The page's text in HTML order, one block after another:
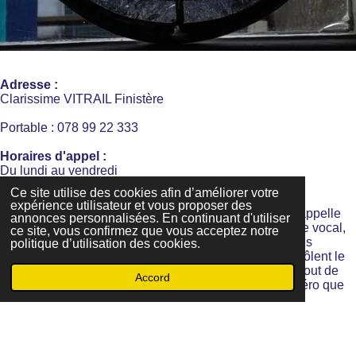
Ce site utilise des cookies afin d’améliorer votre
expérience utilisateur et vous proposer des
annonces personnalisées. En continuant d'utiliser
ce site, vous confirmez que vous acceptez notre
politique d’utilisation des cookies.
Accord
Adresse :
Clarissime VITRAIL Finistère
Portable : 078 99 22 333
Horaires d'appel :
Du lundi au vendredi
de 9h à 12h et de 14h à 18h
Pour lesappels téléphoniques, je précise, que je ne rappelle
jamais une personne qui ne m'a laissé aucun message vocal,
pour la simple raison qu'il y a énormément de publicités
abusives et intrusives ou arnaques en tout genre qui frôlent le
harcèlement.
Donc si vous n'arrivez pas à me joindre tout de
suite, laissez-moi un message, surtout si c'est un numéro que
je ne connais pas.